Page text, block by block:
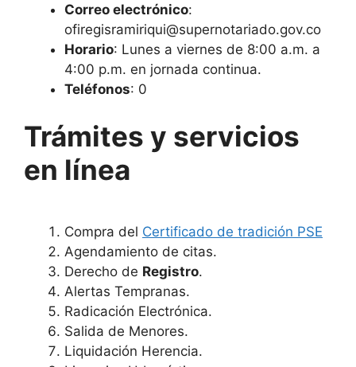
Correo electrónico:
ofiregisramiriqui@supernotariado.gov.co
Horario: Lunes a viernes de 8:00 a.m. a
4:00 p.m. en jornada continua.
Teléfonos: 0
Trámites y servicios
en línea
Compra del Certificado de tradición PSE
Agendamiento de citas.
Derecho de Registro.
Alertas Tempranas.
Radicación Electrónica.
Salida de Menores.
Liquidación Herencia.